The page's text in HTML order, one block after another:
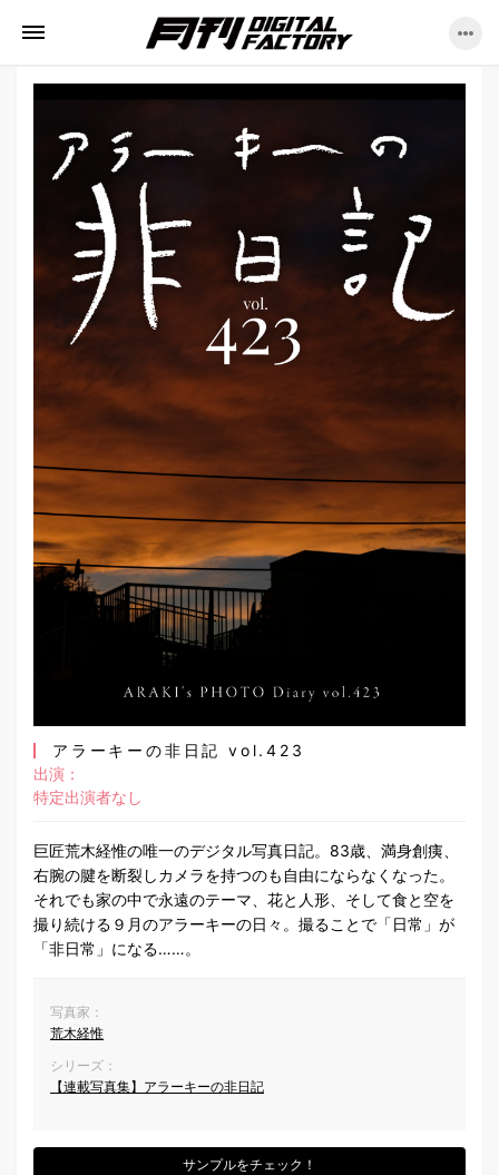
アラーキーの非日記 vol.423
出演：
特定出演者なし
巨匠荒木経惟の唯一のデジタル写真日記。83歳、満身創痍、
右腕の腱を断裂しカメラを持つのも自由にならなくなった。
それでも家の中で永遠のテーマ、花と人形、そして食と空を
撮り続ける９月のアラーキーの日々。撮ることで「日常」が
「非日常」になる……。
写真家：
荒木経惟
シリーズ：
【連載写真集】アラーキーの非日記
サンプルをチェック！